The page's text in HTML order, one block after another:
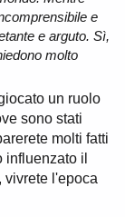
e
e arguto. Sì,
molto
un ruolo
sono stati
molti fatti
il
vivrete l'epoca